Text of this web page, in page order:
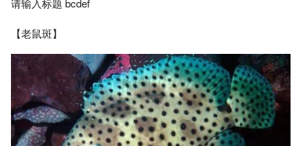
请输入标题 bcdef
【老鼠斑】